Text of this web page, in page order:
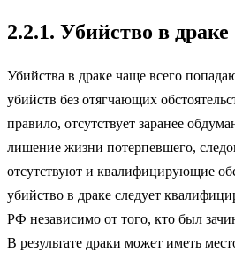
2.2.1. Убийство в драке
Убийства в драке чаще всего
убийств без отягчающих
правило, отсутствует заранее
лишение жизни потерпевшего,
отсутствуют и квалифицирующие
убийство в драке следует
РФ независимо от того, кто был
В результате драки может иметь